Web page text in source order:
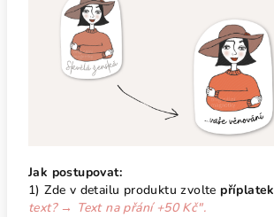
Jak postupovat:
1) Zde v detailu produktu zvolte příplatek
text? → Text na přání +50 Kč".